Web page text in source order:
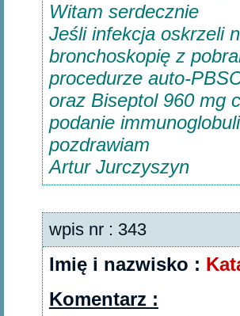
Witam serdecznie
Jeśli infekcja oskrzeli
bronchoskopię z
procedurze auto-
oraz Biseptol 960 mg
podanie
pozdrawiam
Artur Jurczyszyn
wpis nr : 343
Imię i nazwisko :
Komentarz :